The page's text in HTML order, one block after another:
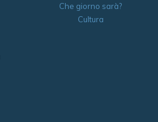
Che giorno sarà?
Cultura